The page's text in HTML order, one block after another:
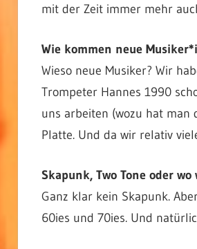
mit der Zeit immer mehr
Wie kommen neue
Wieso neue Musiker? Wir
Trompeter Hannes 1990
uns arbeiten (wozu hat man
Platte. Und da wir relativ
Skapunk, Two Tone oder
Ganz klar kein Skapunk.
60ies und 70ies. Und